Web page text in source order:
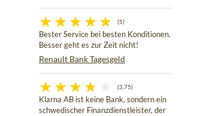
(5)
Bester Service bei besten Konditionen.
Besser geht es zur Zeit nicht!
Renault Bank Tagesgeld
(3,75)
Klarna AB ist keine Bank, sondern ein
schwedischer Finanzdienstleister, der